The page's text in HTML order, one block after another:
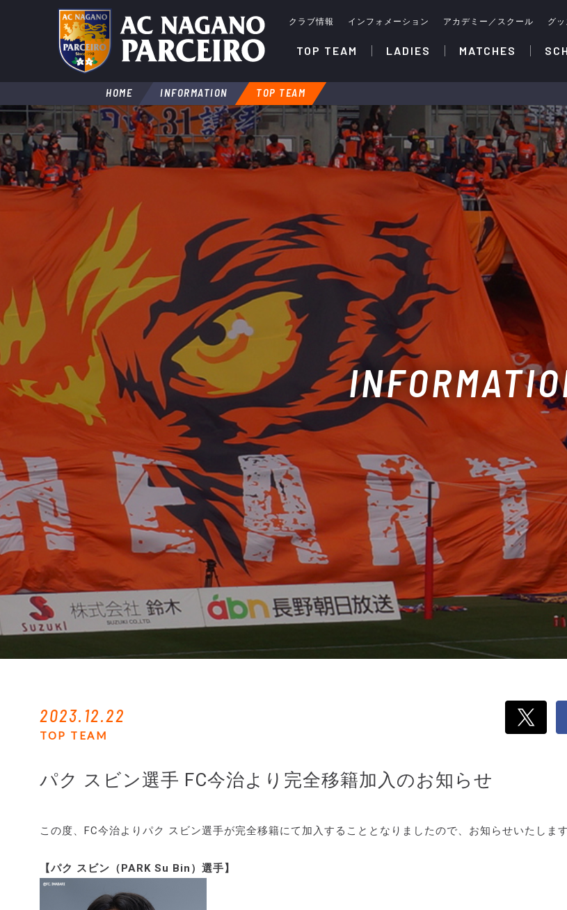
クラブ情報 インフォメーション アカデミー／スクール グッ
TOP TEAM LADIES MATCHES
HOME INFORMATION TOP TEAM
2023.12.22
TOP TEAM
パク スビン選手 FC今治より完全移籍加入のお知らせ
この度、FC今治よりパク スビン選手が完全移籍にて加入することとなりましたので、お知らせいたします
【パク スビン（PARK Su Bin）選手】